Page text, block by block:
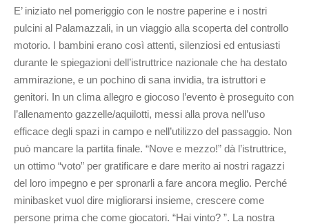
E’ iniziato nel pomeriggio con le nostre paperine e i nostri
pulcini al Palamazzali, in un viaggio alla scoperta del controllo
motorio. I bambini erano così attenti, silenziosi ed entusiasti
durante le spiegazioni dell’istruttrice nazionale che ha destato
ammirazione, e un pochino di sana invidia, tra istruttori e
genitori. In un clima allegro e giocoso l’evento è proseguito con
l’allenamento gazzelle/aquilotti, messi alla prova nell’uso
efficace degli spazi in campo e nell’utilizzo del passaggio. Non
può mancare la partita finale. “Nove e mezzo!” dà l’istruttrice,
un ottimo “voto” per gratificare e dare merito ai nostri ragazzi
del loro impegno e per spronarli a fare ancora meglio. Perché
minibasket vuol dire migliorarsi insieme, crescere come
persone prima che come giocatori. “Hai vinto? ”. La nostra